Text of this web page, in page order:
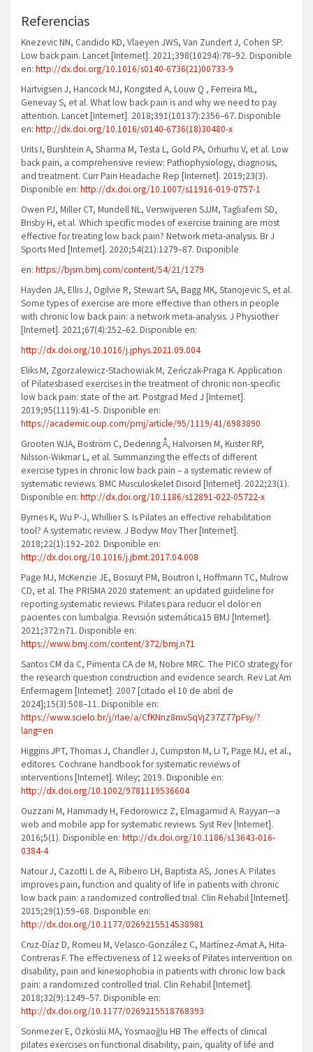
Referencias
Knezevic NN, Candido KD, Vlaeyen JWS, Van Zundert J, Cohen SP.
Low back pain. Lancet [Internet]. 2021;398(10294):78–92. Disponible
en: http://dx.doi.org/10.1016/s0140-6736(21)00733-9
Hartvigsen J, Hancock MJ, Kongsted A, Louw Q , Ferreira ML,
Genevay S, et al. What low back pain is and why we need to pay
attention. Lancet [Internet]. 2018;391(10137):2356–67. Disponible
en: http://dx.doi.org/10.1016/s0140-6736(18)30480-x
Urits I, Burshtein A, Sharma M, Testa L, Gold PA, Orhurhu V, et al. Low
back pain, a comprehensive review: Pathophysiology, diagnosis,
and treatment. Curr Pain Headache Rep [Internet]. 2019;23(3).
Disponible en: http://dx.doi.org/10.1007/s11916-019-0757-1
Owen PJ, Miller CT, Mundell NL, Verswijveren SJJM, Tagliaferri SD,
Brisby H, et al. Which specific modes of exercise training are most
effective for treating low back pain? Network meta-analysis. Br J
Sports Med [Internet]. 2020;54(21):1279–87. Disponible
en: https://bjsm.bmj.com/content/54/21/1279
Hayden JA, Ellis J, Ogilvie R, Stewart SA, Bagg MK, Stanojevic S, et al.
Some types of exercise are more effective than others in people
with chronic low back pain: a network meta-analysis. J Physiother
[Internet]. 2021;67(4):252–62. Disponible en:
http://dx.doi.org/10.1016/j.jphys.2021.09.004
Eliks M, Zgorzalewicz-Stachowiak M, Zeńczak-Praga K. Application
of Pilatesbased exercises in the treatment of chronic non-specific
low back pain: state of the art. Postgrad Med J [Internet].
2019;95(1119):41–5. Disponible en:
https://academic.oup.com/pmj/article/95/1119/41/6983890
Grooten WJA, Boström C, Dedering Å, Halvorsen M, Kuster RP,
Nilsson-Wikmar L, et al. Summarizing the effects of different
exercise types in chronic low back pain – a systematic review of
systematic reviews. BMC Musculoskelet Disord [Internet]. 2022;23(1).
Disponible en: http://dx.doi.org/10.1186/s12891-022-05722-x
Byrnes K, Wu P-J, Whillier S. Is Pilates an effective rehabilitation
tool? A systematic review. J Bodyw Mov Ther [Internet].
2018;22(1):192–202. Disponible en:
http://dx.doi.org/10.1016/j.jbmt.2017.04.008
Page MJ, McKenzie JE, Bossuyt PM, Boutron I, Hoffmann TC, Mulrow
CD, et al. The PRISMA 2020 statement: an updated guideline for
reporting systematic reviews. Pilates para reducir el dolor en
pacientes con lumbalgia. Revisión sistemática15 BMJ [Internet].
2021;372:n71. Disponible en:
https://www.bmj.com/content/372/bmj.n71
Santos CM da C, Pimenta CA de M, Nobre MRC. The PICO strategy for
the research question construction and evidence search. Rev Lat Am
Enfermagem [Internet]. 2007 [citado el 10 de abril de
2024];15(3):508–11. Disponible en:
https://www.scielo.br/j/rlae/a/CfKNnz8mvSqVjZ37Z77pFsy/?
lang=en
Higgins JPT, Thomas J, Chandler J, Cumpston M, Li T, Page MJ, et al.,
editores. Cochrane handbook for systematic reviews of
interventions [Internet]. Wiley; 2019. Disponible en:
http://dx.doi.org/10.1002/9781119536604
Ouzzani M, Hammady H, Fedorowicz Z, Elmagarmid A. Rayyan—a
web and mobile app for systematic reviews. Syst Rev [Internet].
2016;5(1). Disponible en: http://dx.doi.org/10.1186/s13643-016-
0384-4
Natour J, Cazotti L de A, Ribeiro LH, Baptista AS, Jones A. Pilates
improves pain, function and quality of life in patients with chronic
low back pain: a randomized controlled trial. Clin Rehabil [Internet].
2015;29(1):59–68. Disponible en:
http://dx.doi.org/10.1177/0269215514538981
Cruz-Díaz D, Romeu M, Velasco-González C, Martínez-Amat A, Hita-
Contreras F. The effectiveness of 12 weeks of Pilates intervention on
disability, pain and kinesiophobia in patients with chronic low back
pain: a randomized controlled trial. Clin Rehabil [Internet].
2018;32(9):1249–57. Disponible en:
http://dx.doi.org/10.1177/0269215518768393
Sonmezer E, Özköslü MA, Yosmaoğlu HB The effects of clinical
pilates exercises on functional disability, pain, quality of life and